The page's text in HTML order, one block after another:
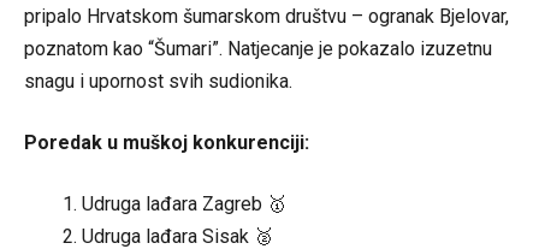
pripalo Hrvatskom šumarskom društvu – ogranak Bjelovar,
poznatom kao “Šumari”. Natjecanje je pokazalo izuzetnu
snagu i upornost svih sudionika.
Poredak u muškoj konkurenciji:
Udruga lađara Zagreb 🥇
Udruga lađara Sisak 🥈